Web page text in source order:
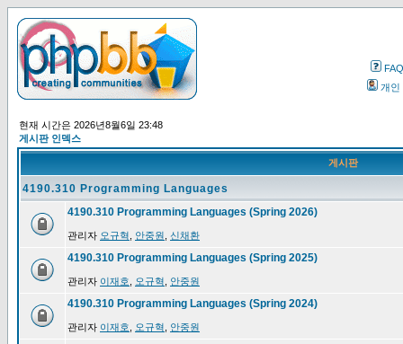
FAQ
개인
현재 시간은 2026년8월6일 23:48
게시판 인덱스
게시판
4190.310 Programming Languages
4190.310 Programming Languages (Spring 2026)
관리자 오규혁 안중원 신채환
4190.310 Programming Languages (Spring 2025)
관리자 이재호 오규혁 안중원
4190.310 Programming Languages (Spring 2024)
관리자 이재호 오규혁 안중원